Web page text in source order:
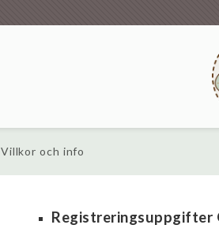
Villkor och info
Registreringsuppgifter